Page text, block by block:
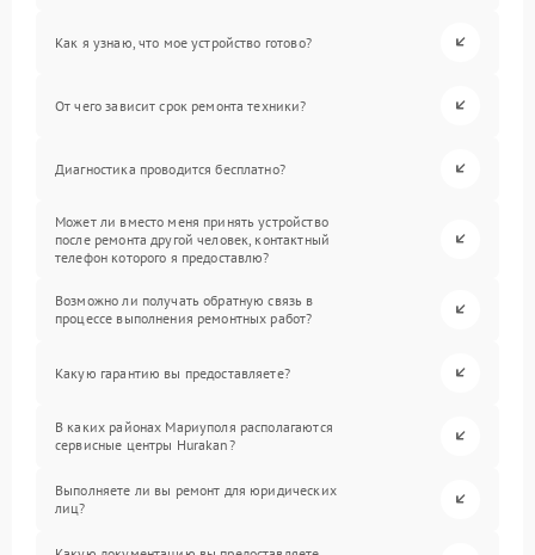
Как я узнаю, что мое устройство готово?
От чего зависит срок ремонта техники?
Диагностика проводится бесплатно?
Может ли вместо меня принять устройство
после ремонта другой человек, контактный
телефон которого я предоставлю?
Возможно ли получать обратную связь в
процессе выполнения ремонтных работ?
Какую гарантию вы предоставляете?
В каких районах Мариуполя располагаются
сервисные центры Hurakan?
Выполняете ли вы ремонт для юридических
лиц?